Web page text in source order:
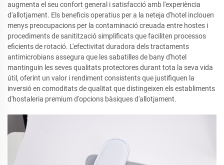
augmenta el seu confort general i satisfacció amb l'experiència
d'allotjament. Els beneficis operatius per a la neteja d'hotel inclouen
menys preocupacions per la contaminació creuada entre hostes i
procediments de sanitització simplificats que faciliten processos
eficients de rotació. L'efectivitat duradora dels tractaments
antimicrobians assegura que les sabatilles de bany d'hotel
mantinguin les seves qualitats protectores durant tota la seva vida
útil, oferint un valor i rendiment consistents que justifiquen la
inversió en comoditats de qualitat que distingeixen els establiments
d'hostaleria premium d'opcions bàsiques d'allotjament.